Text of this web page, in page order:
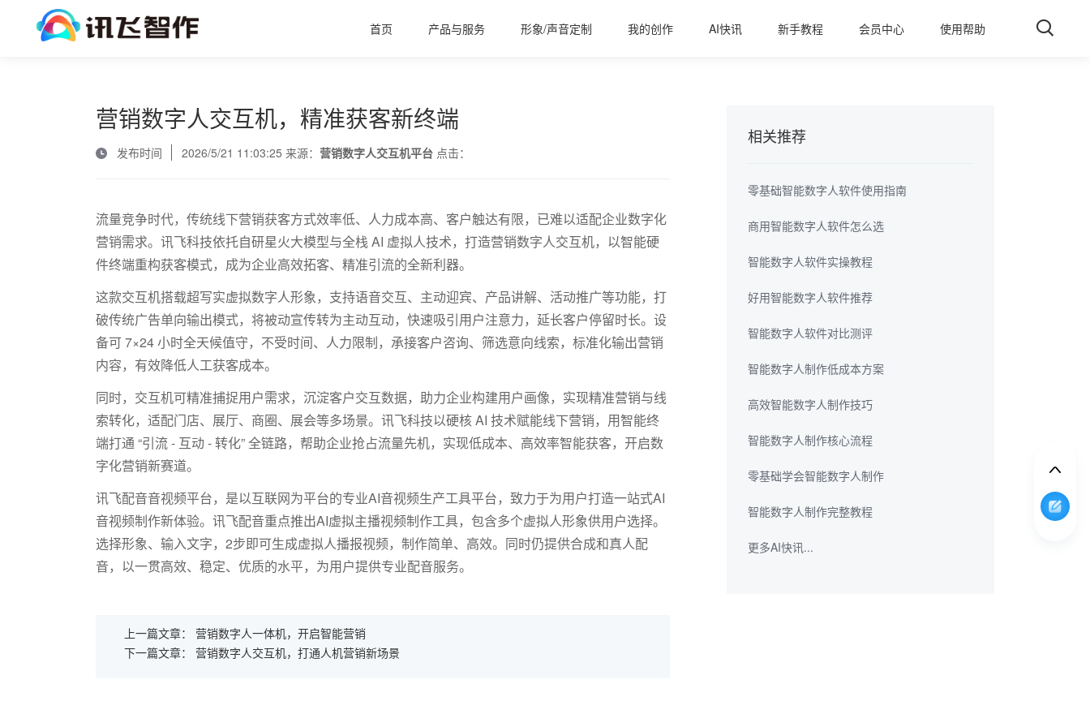
首页 产品与服务 形象/声音定制 我的创作 AI快讯 新手教程 会员中心 使用帮助
营销数字人交互机，精准获客新终端
发布时间 2026/5/21 11:03:25 来源： 营销数字人交互机平台点击：
流量竞争时代，传统线下营销获客方式效率低、人力成本高、客户触达有限，已难以适配企业数字化
营销需求。讯飞科技依托自研星火大模型与全栈AI 虚拟人技术，打造营销数字人交互机，以智能硬
件终端重构获客模式，成为企业高效拓客、精准引流的全新利器。
这款交互机搭载超写实虚拟数字人形象，支持语音交互、主动迎宾、产品讲解、活动推广等功能，打
破传统广告单向输出模式，将被动宣传转为主动互动，快速吸引用户注意力，延长客户停留时长。设
备可7×24小时全天候值守，不受时间、人力限制，承接客户咨询、筛选意向线索，标准化输出营销
内容，有效降低人工获客成本。
同时，交互机可精准捕捉用户需求，沉淀客户交互数据，助力企业构建用户画像，实现精准营销与线
索转化，适配门店、展厅、商圈、展会等多场景。讯飞科技以硬核AI 技术赋能线下营销，用智能终
端打通 “引流- 互动 -转化” 全链路，帮助企业抢占流量先机，实现低成本、高效率智能获客，开启数
字化营销新赛道。
讯飞配音音视频平台，是以互联网为平台的专业AI音视频生产工具平台，致力于为用户打造一站式AI
音视频制作新体验。讯飞配音重点推出AI虚拟主播视频制作工具，包含多个虚拟人形象供用户选择。
选择形象、输入文字，2步即可生成虚拟人播报视频，制作简单、高效。同时仍提供合成和真人配
音，以一贯高效、稳定、优质的水平，为用户提供专业配音服务。
上一篇文章： 营销数字人一体机，开启智能营销
下一篇文章： 营销数字人交互机，打通人机营销新场景
相关推荐
零基础智能数字人软件使用指南
商用智能数字人软件怎么选
智能数字人软件实操教程
好用智能数字人软件推荐
智能数字人软件对比测评
智能数字人制作低成本方案
高效智能数字人制作技巧
智能数字人制作核心流程
零基础学会智能数字人制作
智能数字人制作完整教程
更多AI快讯...